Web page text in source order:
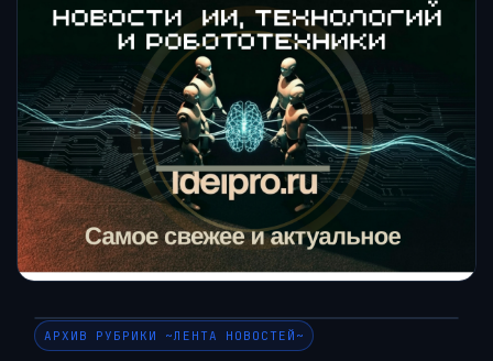
АРХИВ РУБРИКИ ~ЛЕНТА НОВОСТЕЙ~